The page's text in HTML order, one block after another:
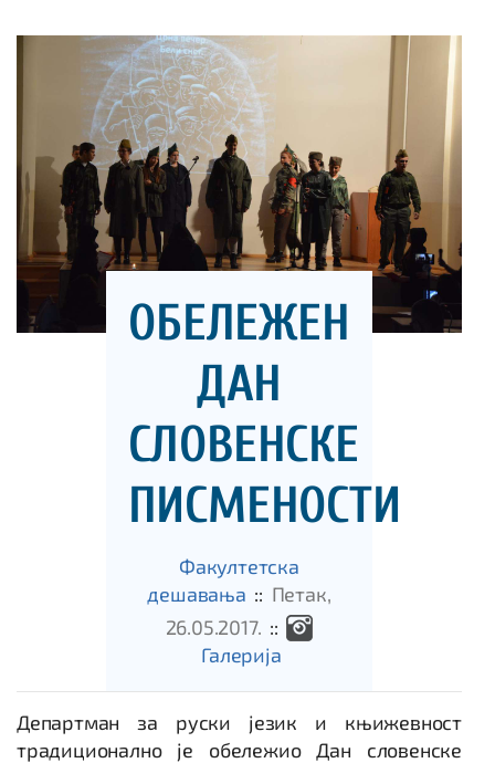
ОБЕЛЕЖЕН
ДАН
СЛОВЕНСКЕ
ПИСМЕНОСТИ
Факултетска
дешавања :: Петак,
26.05.2017. ::
Галеријa
Департман за руски језик и књижевност
традиционално је обележио Дан словенске